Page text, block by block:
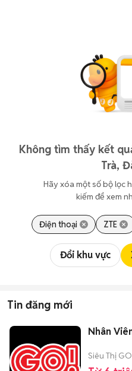
Không tìm thấy kết
Trà,
Hãy xóa một số bộ lọc
kiếm để xem
Điện thoại ZTE
Đổi khu vực
Tin đăng mới
Nhân
Siêu Thị